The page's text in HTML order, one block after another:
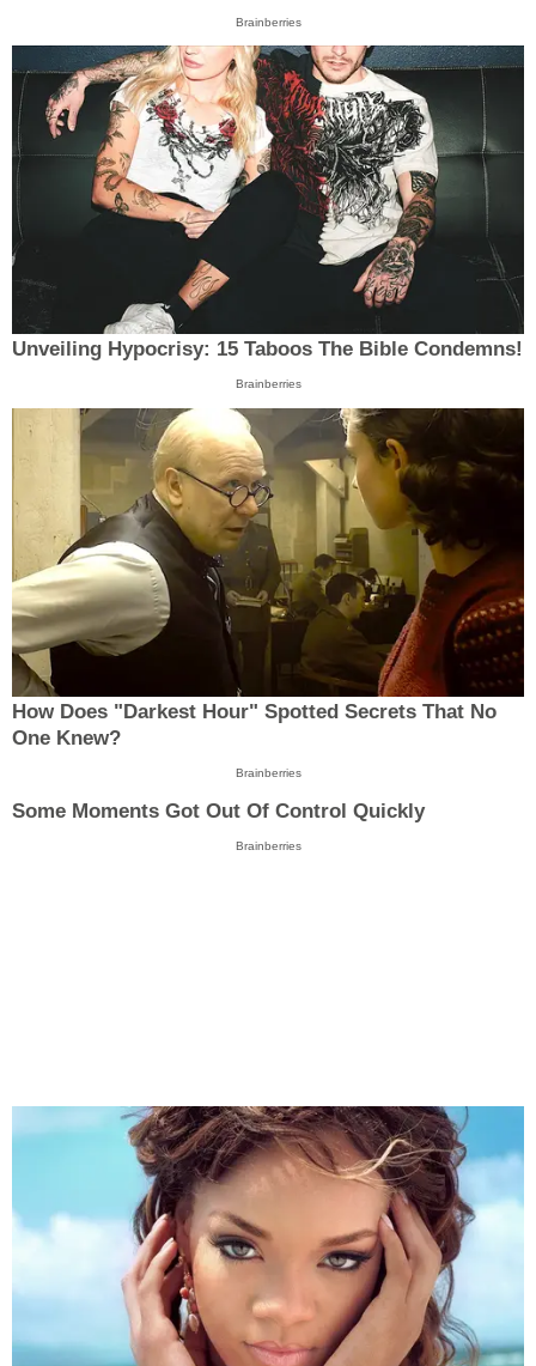
Brainberries
Unveiling Hypocrisy: 15 Taboos The Bible Condemns!
Brainberries
How Does "Darkest Hour" Spotted Secrets That No
One Knew?
Brainberries
Some Moments Got Out Of Control Quickly
Brainberries